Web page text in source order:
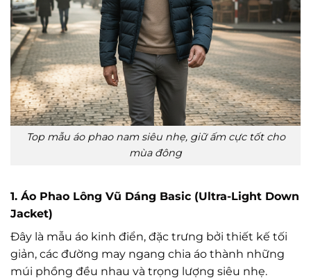
Top mẫu áo phao nam siêu nhẹ, giữ ấm cực tốt cho
mùa đông
1. Áo Phao Lông Vũ Dáng Basic (Ultra-Light Down
Jacket)
Đây là mẫu áo kinh điển, đặc trưng bởi thiết kế tối
giản, các đường may ngang chia áo thành những
múi phồng đều nhau và trọng lượng siêu nhẹ.